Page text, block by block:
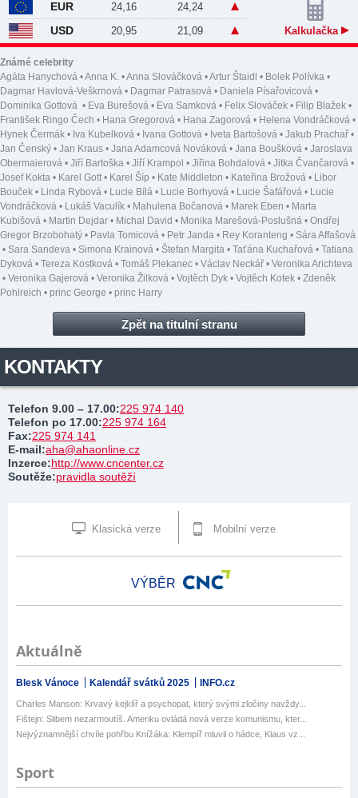
EUR 24,16 24,24
USD 20,95 21,09 Kalkulačka
Známé celebrity
Agáta Hanychová •Anna K. •Anna Slováčková •Artur Štaidl • Bolek Polívka •
Dagmar Havlová-Veškrnová • Dagmar Patrasová • Daniela Písařovicová •
Dominika Gottová • Eva Burešová • Eva Samková • Felix Slováček • Filip Blažek •
František Ringo Čech • Hana Gregorová • Hana Zagorová • Helena Vondráčková •
Hynek Čermák • Iva Kubelková • Ivana Gottová • Iveta Bartošová • Jakub Prachař •
Jan Čenský • Jan Kraus • Jana Adamcová Nováková • Jana Boušková • Jaroslava
Obermaierová • Jiří Bartoška • Jiří Krampol • Jiřina Bohdalová • Jitka Čvančarová •
Josef Kokta • Karel Gott• Karel Šíp • Kate Middleton • Kateřina Brožová • Libor
Bouček • Linda Rybová • Lucie Bílá • Lucie Borhyová • Lucie Šafářová • Lucie
Vondráčková • Lukáš Vaculík • Mahulena Bočanová • Marek Eben • Marta
Kubišová • Martin Dejdar • Michal David • Monika Marešová-Poslušná • Ondřej
Gregor Brzobohatý • Pavla Tomicová • Petr Janda • Rey Koranteng • Sára Affašová
• Sara Sandeva • Simona Krainová • Štefan Margita • Taťána Kuchařová • Tatiana
Dyková • Tereza Kostková • Tomáš Plekanec • Václav Neckář • Veronika Arichteva
• Veronika Gajerová • Veronika Žilková • Vojtěch Dyk • Vojtěch Kotek • Zdeněk
Pohlreich • princ George • princ Harry
Zpět na titulní stranu
KONTAKTY
Telefon 9.00 – 17.00:225 974 140
Telefon po 17.00:225 974 164
Fax:225 974 141
E-mail:aha@ahaonline.cz
Inzerce:http://www.cncenter.cz
Soutěže:pravidla soutěží
Klasická verze Mobilní verze
VÝBĚR
Aktuálně
Blesk Vánoce Kalendář svátků 2025 INFO.cz
Charles Manson: Krvavý kejklíř a psychopat, který svými zločiny navždy...
Fištejn: Slibem nezarmoutíš. Ameriku ovládá nová verze komunismu, kter...
Nejvýznamnější chvíle pohřbu Knížáka: Klempíř mluvil o hádce, Klaus vz...
Sport